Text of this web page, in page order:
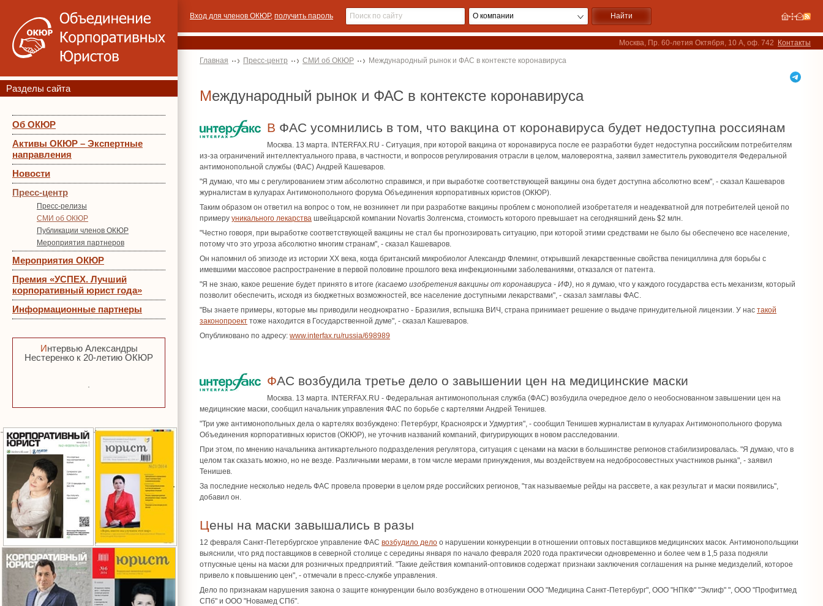
Разделы сайта
Об ОКЮР
Активы ОКЮР – Экспертные
направления
Новости
Пресс-центр
Пресс-релизы
СМИ об ОКЮР
Публикации членов ОКЮР
Мероприятия партнеров
Мероприятия ОКЮР
Премия «УСПЕХ. Лучший
корпоративный юрист года»
Информационные партнеры
Интервью Александры
Нестеренко к 20-летию ОКЮР
Вход для членов ОКЮР, получить пароль
Москва, Пр. 60-летия Октября, 10 А, оф. 742 Контакты
Главная Пресс-центр СМИ об ОКЮР Международный рынок и ФАС в контексте коронавируса
Международный рынок и ФАС в контексте коронавируса
В ФАС усомнились в том, что вакцина от коронавируса будет недоступна россиянам
Москва. 13 марта. INTERFAX.RU - Ситуация, при которой вакцина от коронавируса после ее разработки будет недоступна российским потребителям
из-за ограничений интеллектуального права, в частности, и вопросов регулирования отрасли в целом, маловероятна, заявил заместитель руководителя Федеральной
антимонопольной службы (ФАС) Андрей Кашеваров.
"Я думаю, что мы с регулированием этим абсолютно справимся, и при выработке соответствующей вакцины она будет доступна абсолютно всем", - сказал Кашеваров
журналистам в кулуарах Антимонопольного форума Объединения корпоративных юристов (ОКЮР).
Таким образом он ответил на вопрос о том, не возникнет ли при разработке вакцины проблем с монополией изобретателя и неадекватной для потребителей ценой по
примеру уникального лекарства швейцарской компании Novartis Золгенсма, стоимость которого превышает на сегодняшний день $2 млн.
"Честно говоря, при выработке соответствующей вакцины не стал бы прогнозировать ситуацию, при которой этими средствами не было бы обеспечено все население,
потому что это угроза абсолютно многим странам", - сказал Кашеваров.
Он напомнил об эпизоде из истории XX века, когда британский микробиолог Александр Флеминг, открывший лекарственные свойства пенициллина для борьбы с
имевшими массовое распространение в первой половине прошлого века инфекционными заболеваниями, отказался от патента.
"Я не знаю, какое решение будет принято в итоге (касаемо изобретения вакцины от коронавируса - ИФ), но я думаю, что у каждого государства есть механизм, который
позволит обеспечить, исходя из бюджетных возможностей, все население доступными лекарствами", - сказал замглавы ФАС.
"Вы знаете примеры, которые мы приводили неоднократно - Бразилия, вспышка ВИЧ, страна принимает решение о выдаче принудительной лицензии. У нас такой
законопроект тоже находится в Государственной думе", - сказал Кашеваров.
Опубликовано по адресу: www.interfax.ru/russia/698989
ФАС возбудила третье дело о завышении цен на медицинские маски
Москва. 13 марта. INTERFAX.RU - Федеральная антимонопольная служба (ФАС) возбудила очередное дело о необоснованном завышении цен на
медицинские маски, сообщил начальник управления ФАС по борьбе с картелями Андрей Тенишев.
"Три уже антимонопольных дела о картелях возбуждено: Петербург, Красноярск и Удмуртия", - сообщил Тенишев журналистам в кулуарах Антимонопольного форума
Объединения корпоративных юристов (ОКЮР), не уточнив названий компаний, фигурирующих в новом расследовании.
При этом, по мнению начальника антикартельного подразделения регулятора, ситуация с ценами на маски в большинстве регионов стабилизировалась. "Я думаю, что в
целом так сказать можно, но не везде. Различными мерами, в том числе мерами принуждения, мы воздействуем на недобросовестных участников рынка", - заявил
Тенишев.
За последние несколько недель ФАС провела проверки в целом ряде российских регионов, "так называемые рейды на рассвете, а как результат и маски появились",
добавил он.
Цены на маски завышались в разы
12 февраля Санкт-Петербургское управление ФАС возбудило дело о нарушении конкуренции в отношении оптовых поставщиков медицинских масок. Антимонопольщики
выяснили, что ряд поставщиков в северной столице с середины января по начало февраля 2020 года практически одновременно и более чем в 1,5 раза подняли
отпускные цены на маски для розничных предприятий. "Такие действия компаний-оптовиков содержат признаки заключения соглашения на рынке медизделий, которое
привело к повышению цен", - отмечали в пресс-службе управления.
Дело по признакам нарушения закона о защите конкуренции было возбуждено в отношении ООО "Медицина Санкт-Петербург", ООО "НПКФ" "Эклиф" ", ООО "Профитмед
СПб" и ООО "Новамед СПб".